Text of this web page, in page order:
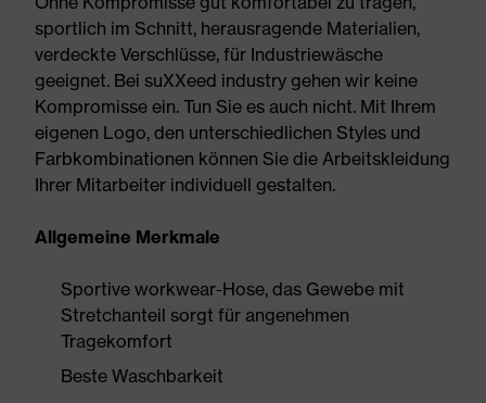
sportlich im Schnitt, herausragende Materialien,
verdeckte Verschlüsse, für Industriewäsche
geeignet. Bei suXXeed industry gehen wir keine
Kompromisse ein. Tun Sie es auch nicht. Mit Ihrem
eigenen Logo, den unterschiedlichen Styles und
Farbkombinationen können Sie die Arbeitskleidung
Ihrer Mitarbeiter individuell gestalten.
Allgemeine Merkmale
Sportive workwear-Hose, das Gewebe mit
Stretchanteil sorgt für angenehmen
Tragekomfort
Beste Waschbarkeit